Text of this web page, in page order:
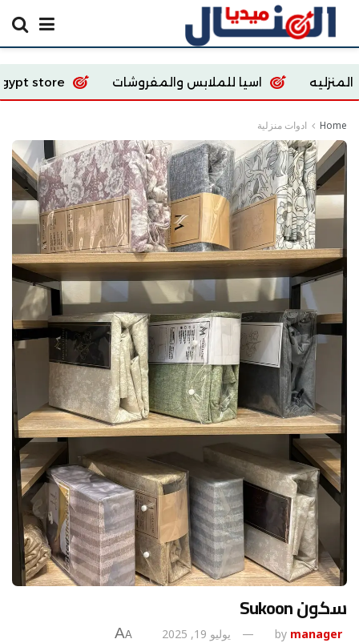
اسيا للملابس والمفروشات Ecoway Egypt store
Home ادوات منزلية
سكون Sukoon
by manager يوليو 19, 2025 A
A